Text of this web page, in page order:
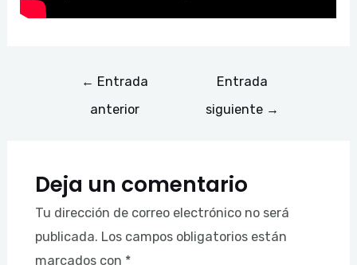
← Entrada
anterior
Entrada
siguiente →
Deja un comentario
Tu dirección de correo electrónico no será
publicada. Los campos obligatorios están
marcados con *